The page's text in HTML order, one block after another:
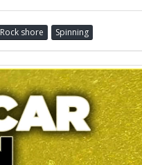
Rock shore Spinning